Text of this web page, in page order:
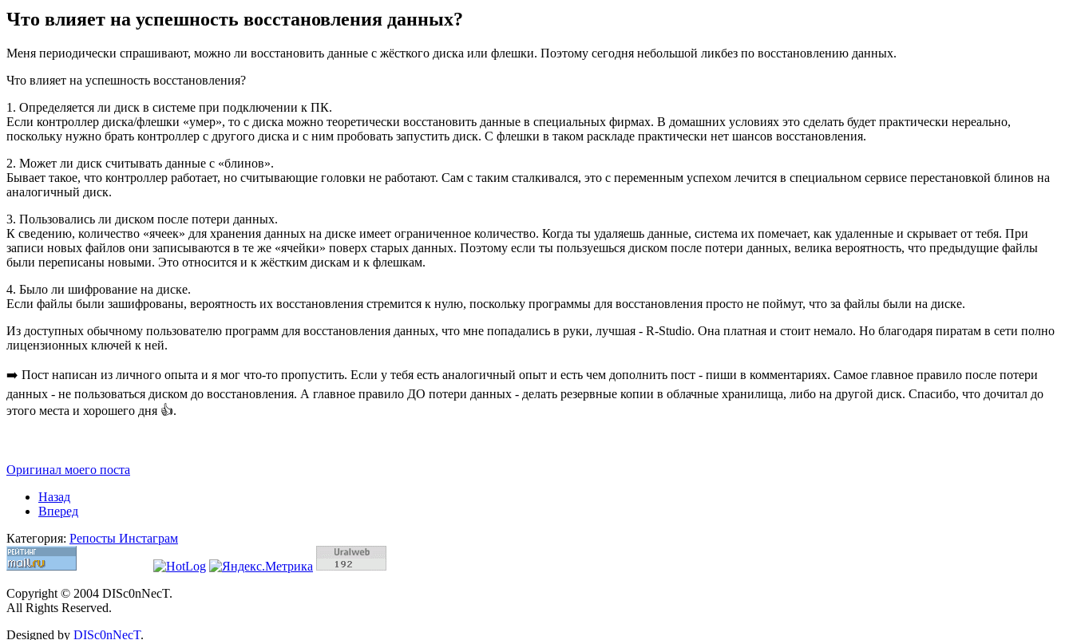
Что влияет на успешность восстановления данных?
Меня периодически спрашивают, можно ли восстановить данные с жёсткого диска или флешки. Поэтому сегодня небольшой ликбез по восстановлению данных.
Что влияет на успешность восстановления?
1. Определяется ли диск в системе при подключении к ПК.
Если контроллер диска/флешки «умер», то с диска можно теоретически восстановить данные в специальных фирмах. В домашних условиях это сделать будет практически нереально,
поскольку нужно брать контроллер с другого диска и с ним пробовать запустить диск. С флешки в таком раскладе практически нет шансов восстановления.
2. Может ли диск считывать данные с «блинов».
Бывает такое, что контроллер работает, но считывающие головки не работают. Сам с таким сталкивался, это с переменным успехом лечится в специальном сервисе перестановкой блинов на
аналогичный диск.
3. Пользовались ли диском после потери данных.
К сведению, количество «ячеек» для хранения данных на диске имеет ограниченное количество. Когда ты удаляешь данные, система их помечает, как удаленные и скрывает от тебя. При
записи новых файлов они записываются в те же «ячейки» поверх старых данных. Поэтому если ты пользуешься диском после потери данных, велика вероятность, что предыдущие файлы
были переписаны новыми. Это относится и к жёстким дискам и к флешкам.
4. Было ли шифрование на диске.
Если файлы были зашифрованы, вероятность их восстановления стремится к нулю, поскольку программы для восстановления просто не поймут, что за файлы были на диске.
Из доступных обычному пользователю программ для восстановления данных, что мне попадались в руки, лучшая - R-Studio. Она платная и стоит немало. Но благодаря пиратам в сети полно
лицензионных ключей к ней.
➡️ Пост написан из личного опыта и я мог что-то пропустить. Если у тебя есть аналогичный опыт и есть чем дополнить пост - пиши в комментариях. Самое главное правило после потери
данных - не пользоваться диском до восстановления. А главное правило ДО потери данных - делать резервные копии в облачные хранилища, либо на другой диск. Спасибо, что дочитал до
этого места и хорошего дня 👍.
Оригинал моего поста
Назад
Вперед
Категория: Репосты Инстаграм
Copyright © 2004 DISc0nNecT.
All Rights Reserved.
Designed by DISc0nNecT.